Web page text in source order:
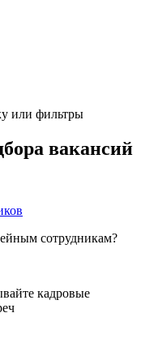
или фильтры
вакансий
сотрудникам?
кадровые